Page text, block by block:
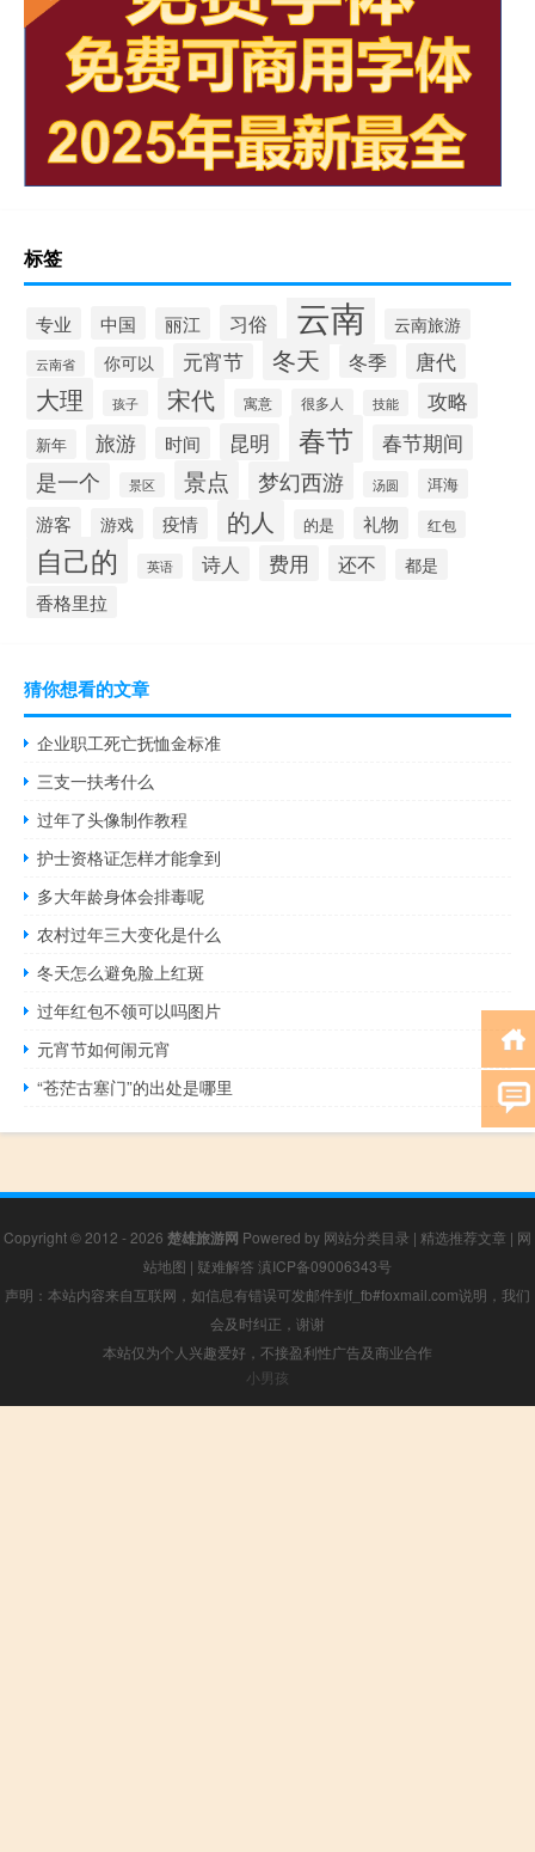
标签
专业 中国 丽江 习俗 云南 云南旅游
云南省 你可以 元宵节 冬天 冬季 唐代
大理 孩子 宋代 寓意 很多人 技能 攻略
新年 旅游 时间 昆明 春节 春节期间
是一个 景区 景点 梦幻西游 汤圆 洱海
游客 游戏 疫情 的人 的是 礼物 红包
自己的 英语 诗人 费用 还不 都是
香格里拉
猜你想看的文章
企业职工死亡抚恤金标准
三支一扶考什么
过年了头像制作教程
护士资格证怎样才能拿到
多大年龄身体会排毒呢
农村过年三大变化是什么
冬天怎么避免脸上红斑
过年红包不领可以吗图片
元宵节如何闹元宵
“苍茫古塞门”的出处是哪里
Copyright © 2012 - 2026 楚雄旅游网 Powered by 网站分类目录 | 精选推荐文章 | 网
站地图 | 疑难解答 滇ICP备09006343号
声明：本站内容来自互联网，如信息有错误可发邮件到f_fb#foxmail.com说明，我们
会及时纠正，谢谢
本站仅为个人兴趣爱好，不接盈利性广告及商业合作
小男孩